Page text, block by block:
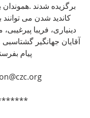
برگزیده شدند
کاندید شدن می توانند
دینیاری، فریبا پیرغیبی،
آقایان جهانگیر
پیام
election@czc.org